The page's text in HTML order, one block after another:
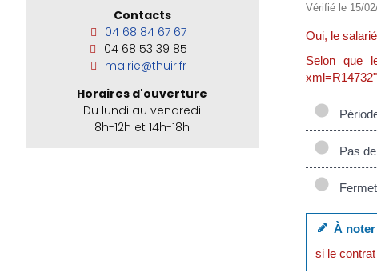
Contacts
04 68 84 67 67
04 68 53 39 85
mairie@thuir.fr
Horaires d'ouverture
Du lundi au vendredi
8h-12h et 14h-18h
Vérifié le 15/
Oui, le
Selon que
Pas
À noter
si le